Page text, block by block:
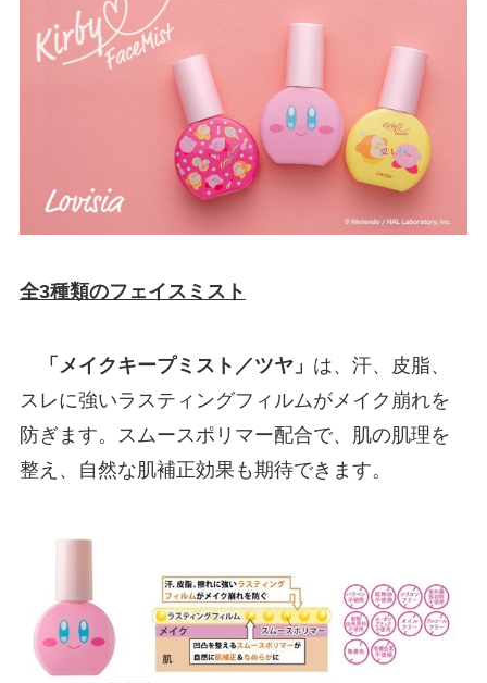
全3種類のフェイスミスト
「メイクキープミスト／ツヤ」 は、汗、皮脂、
スレに強いラスティングフィルムがメイク崩れを
防ぎます。スムースポリマー配合で、肌の肌理を
整え、自然な肌補正効果も期待できます。